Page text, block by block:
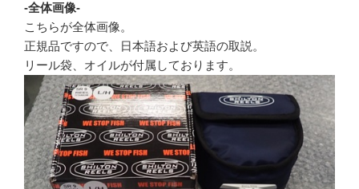
-全体画像-
こちらが全体画像。
正規品ですので、日本語および英語の取説。
リール袋、オイルが付属しております。